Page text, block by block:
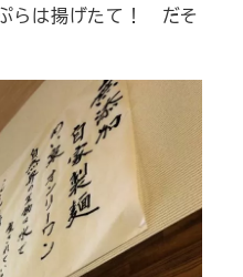
らは揚げたて！ だそ